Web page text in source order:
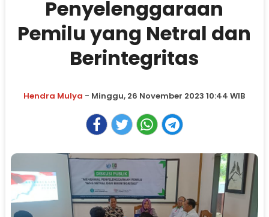
Penyelenggaraan
Pemilu yang Netral dan
Berintegritas
Hendra Mulya - Minggu, 26 November 2023 10:44 WIB